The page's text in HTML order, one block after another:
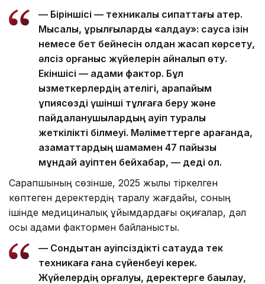
— Біріншісі — техникалық сипаттағы қатер.
Мысалы, құрылғыларды «алдау»: саусақ ізін
немесе бет бейнесін қолдан жасап көрсету,
әлсіз қорғаныс жүйелерін айналып өту.
Екіншісі — адами фактор. Бұл
қызметкерлердің қателігі, қарапайым
құпиясөзді үшінші тұлғаға беру және
пайдаланушылардың қауіп туралы
жеткілікті білмеуі. Мәліметтерге қарағанда,
азаматтардың шамамен 47 пайызы
мұндай қауіптен бейхабар, — деді ол.
Сарапшының сөзінше, 2025 жылы тіркелген
көптеген деректердің таралу жағдайы, соның
ішінде медициналық ұйымдардағы оқиғалар, дәл
осы адами фактормен байланысты.
— Сондықтан қауіпсіздікті сақтауда тек
техникаға ғана сүйенбеуі керек.
Жүйелердің қорғалуы, деректерге бақылау,